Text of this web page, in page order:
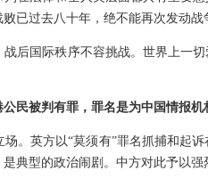
已过去八十年，绝不能再次发动战
后国际秩序不容挑战。世界上一
民被判有罪，罪名是为中国情报
。英方以“莫须有”罪名抓捕和起
典型的政治闹剧。中方对此予以强